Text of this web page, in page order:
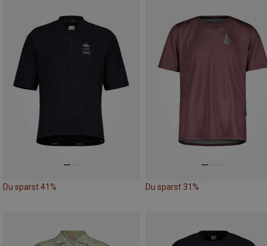
Du sparst 41% Du sparst 31%